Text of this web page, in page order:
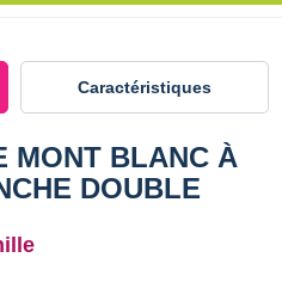
Caractéristiques
MONT BLANC À
DOUBLE